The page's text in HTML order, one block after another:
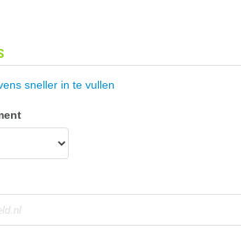
sneller in te vullen